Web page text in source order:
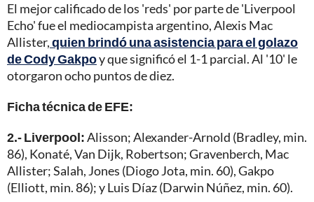
El mejor calificado de los 'reds' por parte de 'Liverpool
Echo' fue el mediocampista argentino, Alexis Mac
Allister,quien brindó una asistencia para el golazo
de Cody Gakpoy que significó el 1-1 parcial. Al '10' le
otorgaron ocho puntos de diez.
Ficha técnica de EFE:
2.- Liverpool:Alisson; Alexander-Arnold (Bradley, min.
86), Konaté, Van Dijk, Robertson; Gravenberch, Mac
Allister; Salah, Jones (Diogo Jota, min. 60), Gakpo
(Elliott, min. 86); y Luis Díaz (Darwin Núñez, min. 60).